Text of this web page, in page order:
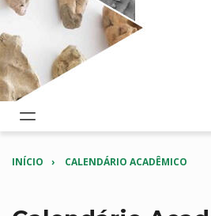
INÍCIO CALENDÁRIO ACADÊMICO